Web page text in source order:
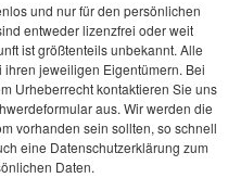
und nur für den persönlichen
entweder lizenzfrei oder weit
ist größtenteils unbekannt. Alle
jeweiligen Eigentümern. Bei
Urheberrecht kontaktieren Sie uns
aus. Wir werden die
vorhanden sein sollten, so schnell
eine Datenschutzerklärung zum
Daten.